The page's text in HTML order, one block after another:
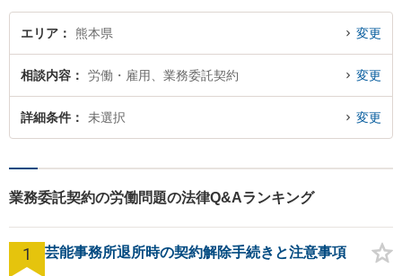
エリア 熊本県 変更
相談内容 労働・雇用、業務委託契約 変更
詳細条件 未選択 変更
業務委託契約の労働問題の法律Q&Aランキング
1 芸能事務所退所時の契約解除手続きと注意事項